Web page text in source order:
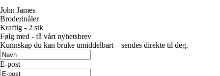
John James
Broderinåler
Kraftig - 2 stk
Følg med - få vårt nyhetsbrev
Kunnskap du kan bruke umiddelbart – sendes direkte til deg.
E-post